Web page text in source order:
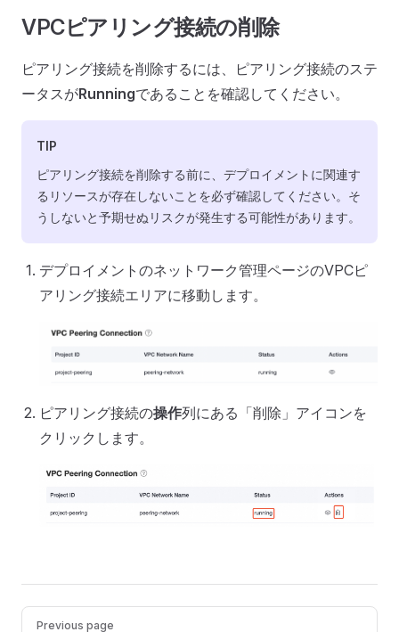
VPCピアリング接続の削除
ピアリング接続を削除するには、ピアリング接続のステ
ータスがRunningであることを確認してください。
TIP
ピアリング接続を削除する前に、デプロイメントに関連す
るリソースが存在しないことを必ず確認してください。そ
うしないと予期せぬリスクが発生する可能性があります。
デプロイメントのネットワーク管理ページのVPCピ
アリング接続エリアに移動します。
ピアリング接続の操作列にある「削除」アイコンを
クリックします。
Pager
Previous page